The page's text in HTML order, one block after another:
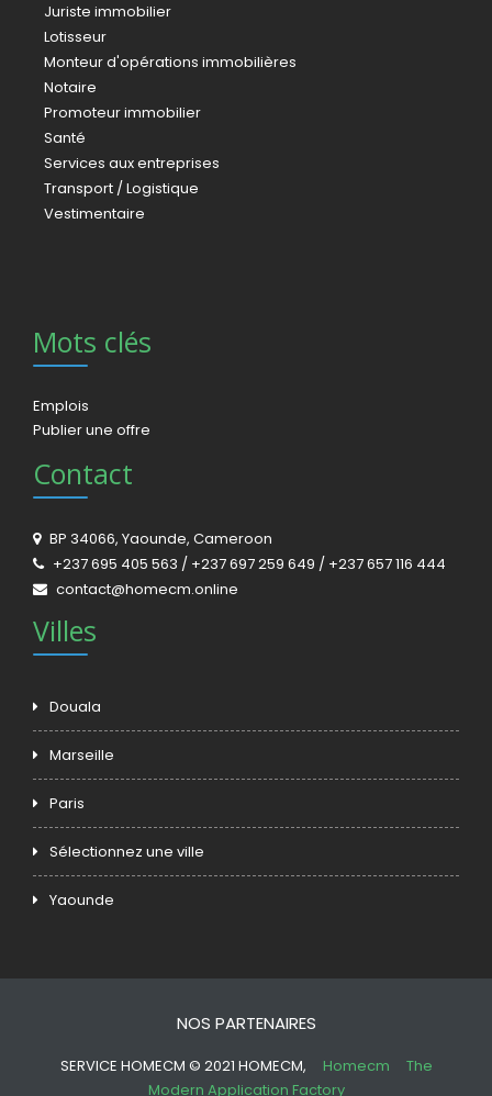
Juriste immobilier
Lotisseur
Monteur d'opérations immobilières
Notaire
Promoteur immobilier
Santé
Services aux entreprises
Transport / Logistique
Vestimentaire
Mots clés
Emplois
Publier une offre
Contact
BP 34066, Yaounde, Cameroon
+237 695 405 563 / +237 697 259 649 / +237 657 116 444
contact@homecm.online
Villes
Douala
Marseille
Paris
Sélectionnez une ville
Yaounde
NOS PARTENAIRES
SERVICE HOMECM © 2021 HOMECM, Homecm
The
Modern Application Factory